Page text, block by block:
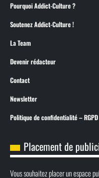
Pourquoi Addict-Culture ?
Soutenez Addict-Culture !
La Team
Devenir rédacteur
Contact
Newsletter
Politique de confidentialité – RGPD
Placement de
Vous souhaitez placer un espace